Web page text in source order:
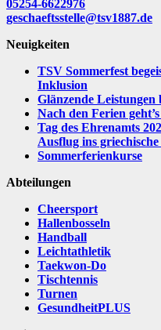
05254-6622976
geschaeftsstelle@tsv1887.de
Neuigkeiten
TSV Sommerfest
Inklusion
Glänzende Leistungen
Nach den Ferien
Tag des Ehrenamts
Ausflug ins
Sommerferienkurse
Abteilungen
Cheersport
Hallenbosseln
Handball
Leichtathletik
Taekwon-Do
Tischtennis
Turnen
GesundheitPLUS